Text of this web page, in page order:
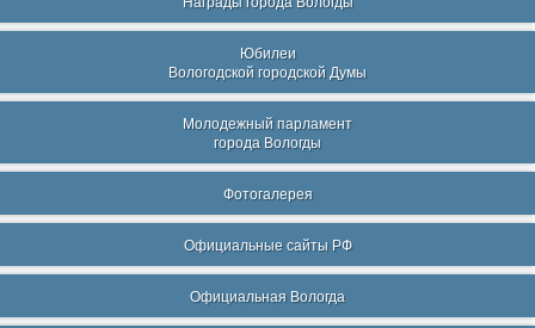
Юбилеи
Вологодской городской Думы
Молодежный парламент
города Вологды
Фотогалерея
Официальные сайты РФ
Официальная Вологда